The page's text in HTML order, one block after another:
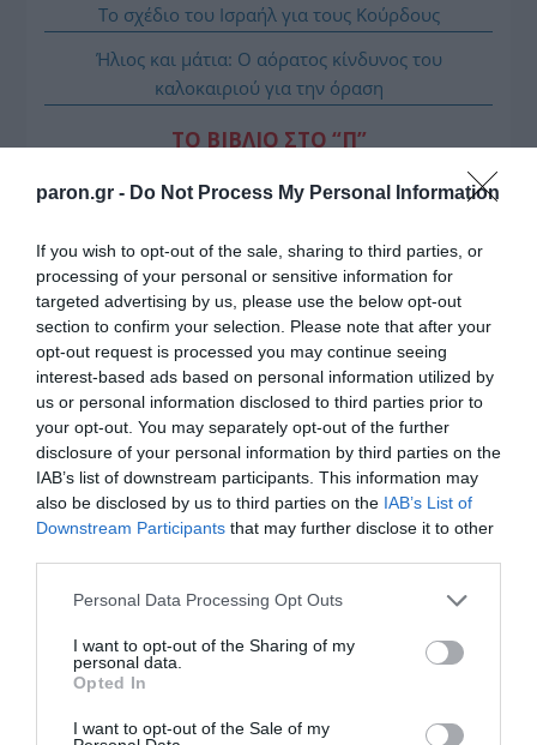
paron.gr - Do Not Process My Personal Information
If you wish to opt-out of the sale, sharing to third parties, or
processing of your personal or sensitive information for
targeted advertising by us, please use the below opt-out
section to confirm your selection. Please note that after your
opt-out request is processed you may continue seeing
interest-based ads based on personal information utilized by
us or personal information disclosed to third parties prior to
your opt-out. You may separately opt-out of the further
disclosure of your personal information by third parties on the
IAB’s list of downstream participants. This information may
also be disclosed by us to third parties on the IAB’s List of
Downstream Participants that may further disclose it to other
Please note that this website/app uses one or more Google
not limited to your visit or usage behaviour. You may click to
grant or deny consent to Google and its third-party tags to
use your data for below specified purposes in below Google
consent section.
Personal Data Processing Opt Outs
I want to opt-out of the Sharing of my
personal data.
Opted In
I want to opt-out of the Sale of my
Το σχέδιο του Ισραήλ για τους Κούρδους
Ήλιος και μάτια: Ο αόρατος κίνδυνος του
καλοκαιριού για την όραση
ΤΟ ΒΙΒΛΙΟ ΣΤΟ “Π”